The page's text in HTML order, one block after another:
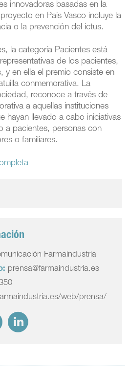
innovadoras basadas en la
en País Vasco incluye la
o la prevención del ictus.
la categoría Pacientes está
de los pacientes,
y en ella el premio consiste en
conmemorativa. La
reconoce a través de
a aquellas instituciones
hayan llevado a cabo iniciativas
a pacientes, personas con
o familiares.
Farmaindustria
prensa@farmaindustria.es
web/prensa/